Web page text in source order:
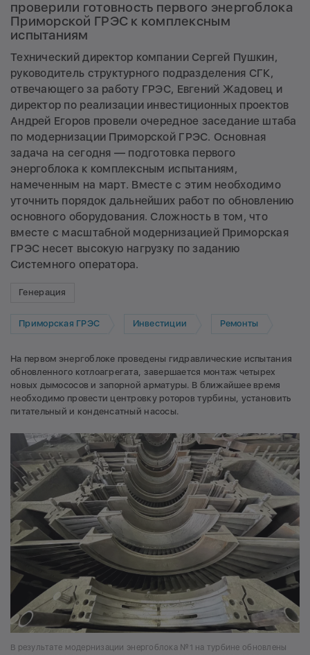
проверили готовность первого энергоблока
Приморской ГРЭС к комплексным
испытаниям
Технический директор компании Сергей Пушкин,
руководитель структурного подразделения СГК,
отвечающего за работу ГРЭС, Евгений Жадовец и
директор по реализации инвестиционных проектов
Андрей Егоров провели очередное заседание штаба
по модернизации Приморской ГРЭС. Основная
задача на сегодня — подготовка первого
энергоблока к комплексным испытаниям,
намеченным на март. Вместе с этим необходимо
уточнить порядок дальнейших работ по обновлению
основного оборудования. Сложность в том, что
вместе с масштабной модернизацией Приморская
ГРЭС несет высокую нагрузку по заданию
Системного оператора.
Генерация
Приморская ГРЭС Инвестиции Ремонты
На первом энергоблоке проведены гидравлические испытания
обновленного котлоагрегата, завершается монтаж четырех
новых дымососов и запорной арматуры. В ближайшее время
необходимо провести центровку роторов турбины, установить
питательный и конденсатный насосы.
В результате модернизации энергоблока №1 на турбине обновлены